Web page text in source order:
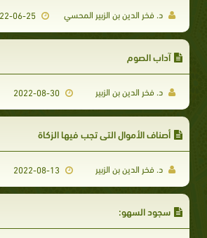
د. فخر الدين بن الزبير المحسي
آداب الصوم
د. فخر الدين بن الزبير
أصناف الأموال التي تجب فيها الزكاة
د. فخر الدين بن الزبير
سجود السهو: